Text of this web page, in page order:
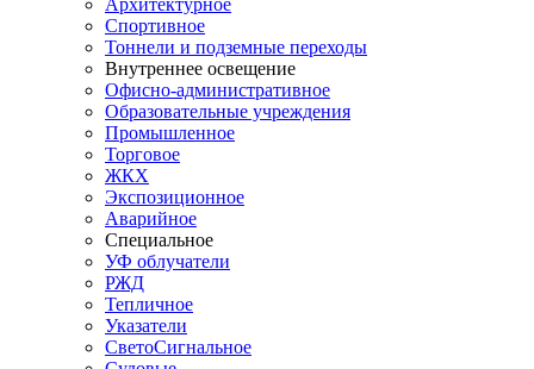
Спортивное
Тоннели и подземные переходы
Внутреннее освещение
Офисно-административное
Образовательные учреждения
Промышленное
Торговое
ЖКХ
Экспозиционное
Аварийное
Специальное
УФ облучатели
РЖД
Тепличное
Указатели
СветоСигнальное